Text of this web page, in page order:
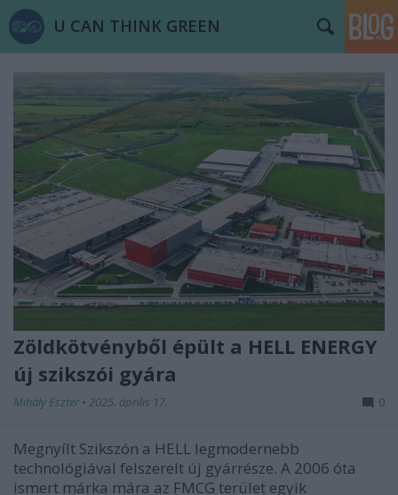
U CAN THINK GREEN
Zöldkötvényből épült a HELL ENERGY
új szikszói gyára
Mihály Eszter • 2025. április 17. 0
Megnyílt Szikszón a HELL legmodernebb
technológiával felszerelt új gyárrésze. A 2006 óta
ismert márka mára az FMCG terület egyik